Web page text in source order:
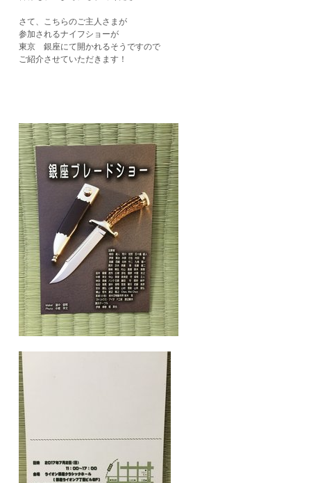
さて、こちらのご主人さまが
参加されるナイフショーが
東京 銀座にて開かれるそうですので
ご紹介させていただきます！